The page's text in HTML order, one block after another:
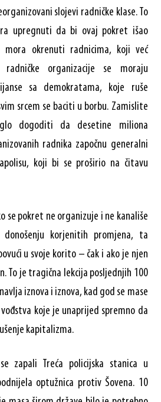
slojevi radničke klase. To
upregnuti da bi ovaj pokret išao
mora okrenuti radnicima, koji već
organizacije se moraju
sa demokratama, koje ruše
srcem se baciti u borbu. Zamislite
dogoditi da desetine miliona
radnika započnu generalni
koji bi se proširio na čitavu
se pokret ne organizuje i ne kanališe
korjenitih promjena, ta
u svoje korito – čak i ako je njen
To je tragična lekcija posljednjih 100
iznova i iznova, kad god se mase
koje je unaprijed spremno da
kapitalizma.
zapali Treća policijska stanica u
optužnica protiv Šovena. 10